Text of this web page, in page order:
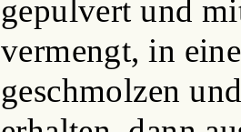
gepulvert und
vermengt, in
geschmolzen